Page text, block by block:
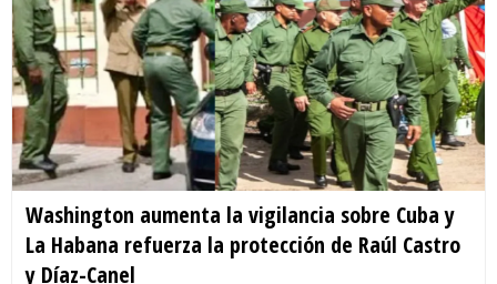
Washington aumenta la vigilancia sobre Cuba y
La Habana refuerza la protección de Raúl Castro
y Díaz-Canel